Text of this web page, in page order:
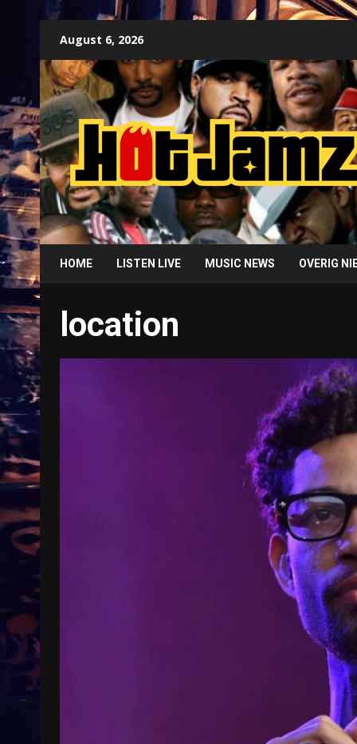
content
August 6, 2026
HOME LISTEN LIVE MUSIC NEWS OVERIG
location
Treinkaartjes worden duurder,
abonnementen verdwijnen